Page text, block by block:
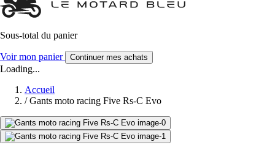
Sous-total du panier
Voir mon panier Continuer mes achats
Loading...
Accueil
/ Gants moto racing Five Rs-C Evo